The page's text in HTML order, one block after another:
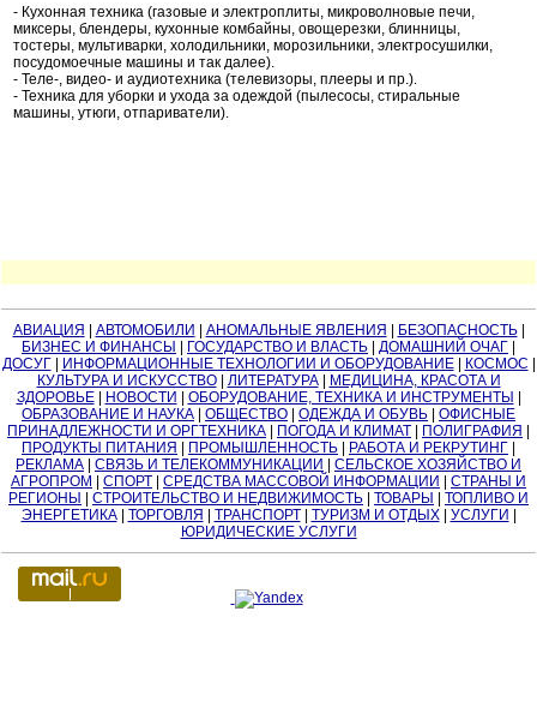
- Кухонная техника (газовые и электроплиты, микроволновые печи,
миксеры, блендеры, кухонные комбайны, овощерезки, блинницы,
тостеры, мультиварки, холодильники, морозильники, электросушилки,
посудомоечные машины и так далее).
- Теле-, видео- и аудиотехника (телевизоры, плееры и пр.).
- Техника для уборки и ухода за одеждой (пылесосы, стиральные
машины, утюги, отпариватели).
АВИАЦИЯ АВТОМОБИЛИ АНОМАЛЬНЫЕ ЯВЛЕНИЯ БЕЗОПАСНОСТЬ|
БИЗНЕС И ФИНАНСЫ
ГОСУДАРСТВО И ВЛАСТЬ ДОМАШНИЙ ОЧАГ
ДОСУГ| ИНФОРМАЦИОННЫЕ ТЕХНОЛОГИИ И ОБОРУДОВАНИЕ| КОСМОС
КУЛЬТУРА И ИСКУССТВО| ЛИТЕРАТУРА|
МЕДИЦИНА, КРАСОТА И
ЗДОРОВЬЕ| НОВОСТИ ОБОРУДОВАНИЕ, ТЕХНИКА И ИНСТРУМЕНТЫ
ОБРАЗОВАНИЕ И НАУКА
ОБЩЕСТВО ОДЕЖДА И ОБУВЬ
ОФИСНЫЕ
ПРИНАДЛЕЖНОСТИ И ОРГТЕХНИКА
ПОГОДА И КЛИМАТ ПОЛИГРАФИЯ
ПРОДУКТЫ ПИТАНИЯ
ПРОМЫШЛЕННОСТЬ РАБОТА И РЕКРУТИНГ
РЕКЛАМА
СВЯЗЬ И ТЕЛЕКОММУНИКАЦИИ
СЕЛЬСКОЕ ХОЗЯЙСТВО И
АГРОПРОМ
СПОРТ СРЕДСТВА МАССОВОЙ ИНФОРМАЦИИ
СТРАНЫ И
РЕГИОНЫ
СТРОИТЕЛЬСТВО И НЕДВИЖИМОСТЬ ТОВАРЫ
ТОПЛИВО И
ЭНЕРГЕТИКА| ТОРГОВЛЯ ТРАНСПОРТ| ТУРИЗМ И ОТДЫХ| УСЛУГИ
ЮРИДИЧЕСКИЕ УСЛУГИ